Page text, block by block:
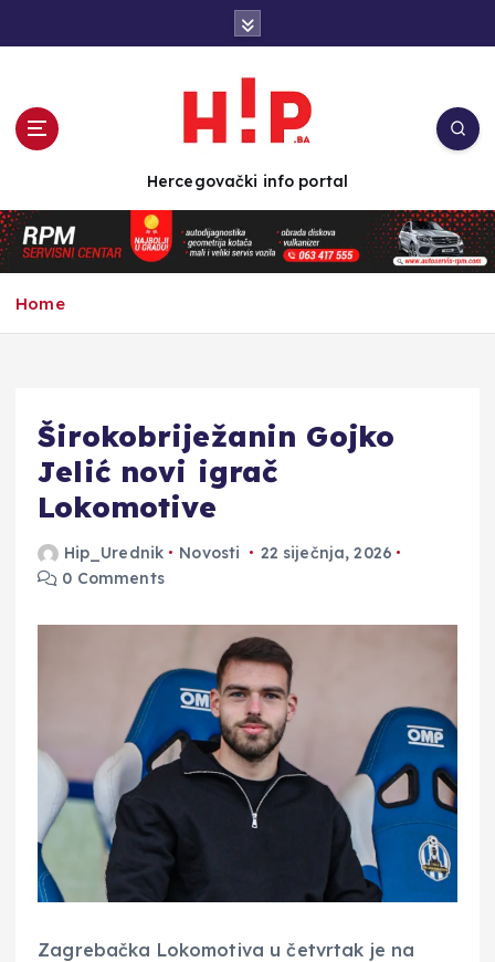
n
t
e
Hercegovački info portal
Home
Širokobriježanin Gojko
Jelić novi igrač
Lokomotive
Hip_Urednik Novosti
22 siječnja, 2026
0 Comments
Zagrebačka Lokomotiva u četvrtak je na